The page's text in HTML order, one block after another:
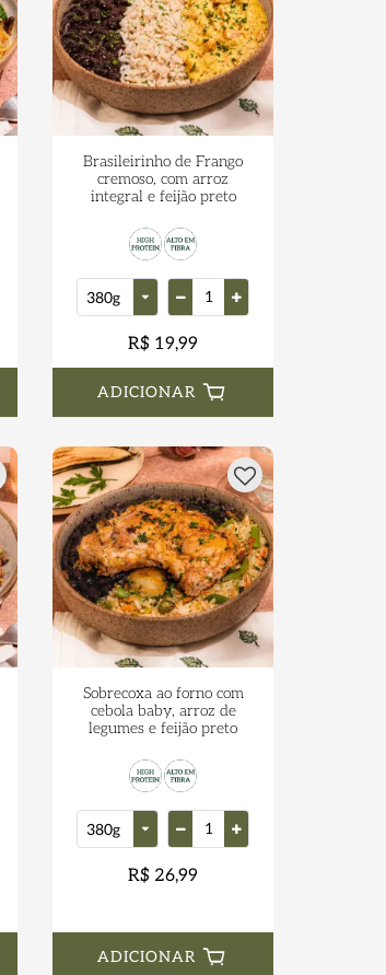
Brasileirinho de Frango
cremoso, com arroz
integral e feijão preto
R$ 19,99
ADICIONAR
Sobrecoxa ao forno com
cebola baby, arroz de
legumes e feijão preto
R$ 26,99
ADICIONAR